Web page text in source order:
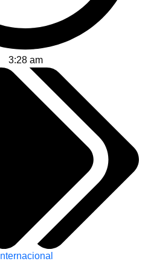
3:28 am
Internacional